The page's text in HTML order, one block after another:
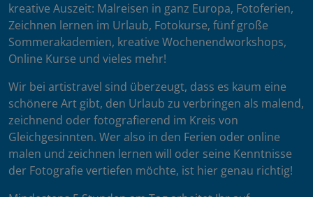
kreative Auszeit: Malreisen in ganz Europa, Fotoferien,
Zeichnen lernen im Urlaub, Fotokurse, fünf große
Sommerakademien, kreative Wochenendworkshops,
Online Kurse und vieles mehr!
Wir bei artistravel sind überzeugt, dass es kaum eine
schönere Art gibt, den Urlaub zu verbringen als malend,
zeichnend oder fotografierend im Kreis von
Gleichgesinnten. Wer also in den Ferien oder online
malen und zeichnen lernen will oder seine Kenntnisse
der Fotografie vertiefen möchte, ist hier genau richtig!